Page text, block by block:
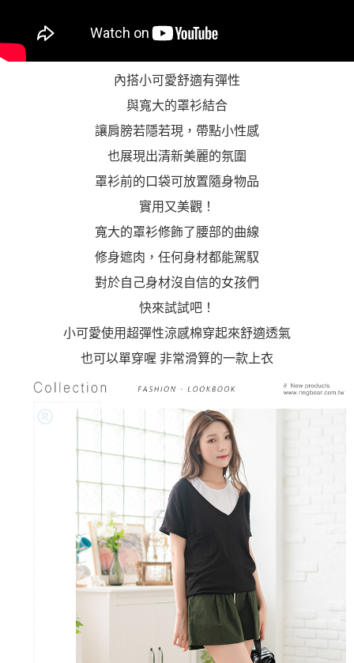
內搭小可愛舒適有彈性
與寬大的罩衫結合
讓肩膀若隱若現，帶點小性感
也展現出清新美麗的氛圍
罩衫前的口袋可放置隨身物品
實用又美觀！
寬大的罩衫修飾了腰部的曲線
修身遮肉，任何身材都能駕馭
對於自己身材沒自信的女孩們
快來試試吧！
小可愛使用超彈性涼感棉穿起來舒適透氣
也可以單穿喔 非常滑算的一款上衣